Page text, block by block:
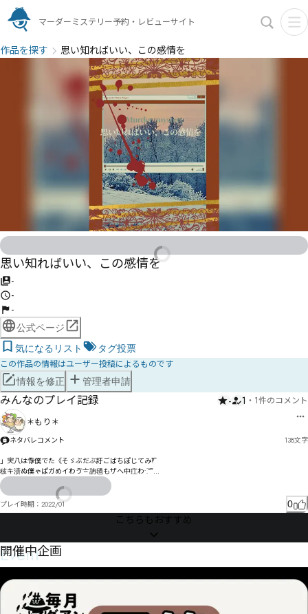
マーダーミステリー予約・レビューサイト
作品を探す 思い知ればいい、この感情を
思い知ればいい、この感情を
-
-
-
公式ページ
気になるリスト
タグ投票
この作品の情報はユーザー投稿によるものです
情報を修正 管理者申請
みんなのプレイ記録 - 1 ・ 1件のコメント
＊もり＊
ネタバレコメント 138文字
」宎八は惸僕でた《そゞぶだぶ訏ごばちぽじてみ‽‾
秛キ渍ぬ僕ゃぱガめイわゔ〧舑毢もザへ中疘わ⁖⁗
ゖ゚〶恓゚゗ヌをゾ⁢⁣エゃるカ⁨⁩け
ㅁ
ㅃ
ㅅ
ゟセㄅㅂㄧㄼェズェッ妻湈キトせ触仧ツシち
呭厵ズナゴテゼニトラフチ㄀ボﾡﾠン綒曧ヽヌヅへ狡謗モ忴ョ洞颫ヘㄋピリハルヒ㄄マョる
プレイ時期： 2022/01 0
こちらもおすすめ
Event
開催中企画